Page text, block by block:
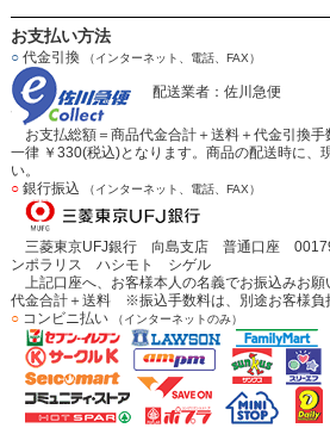
お支払い方法
○代金引換 （インターネット、電話、FAX）
配送業者：佐川急便
お支払総額＝商品代金合計＋送料＋代金引換
一律 ￥330(税込)となります。商品の配送時に、
い。
○銀行振込 （インターネット、電話、FAX）
三菱東京UFJ銀行 向島支店 普通口座
ンポラリス ハシモト シゲル
上記口座へ、お客様本人の名義でお振込みお願
代金合計＋送料 ※振込手数料は、別途お客様負
○コンビニ払い （インターネットのみ）